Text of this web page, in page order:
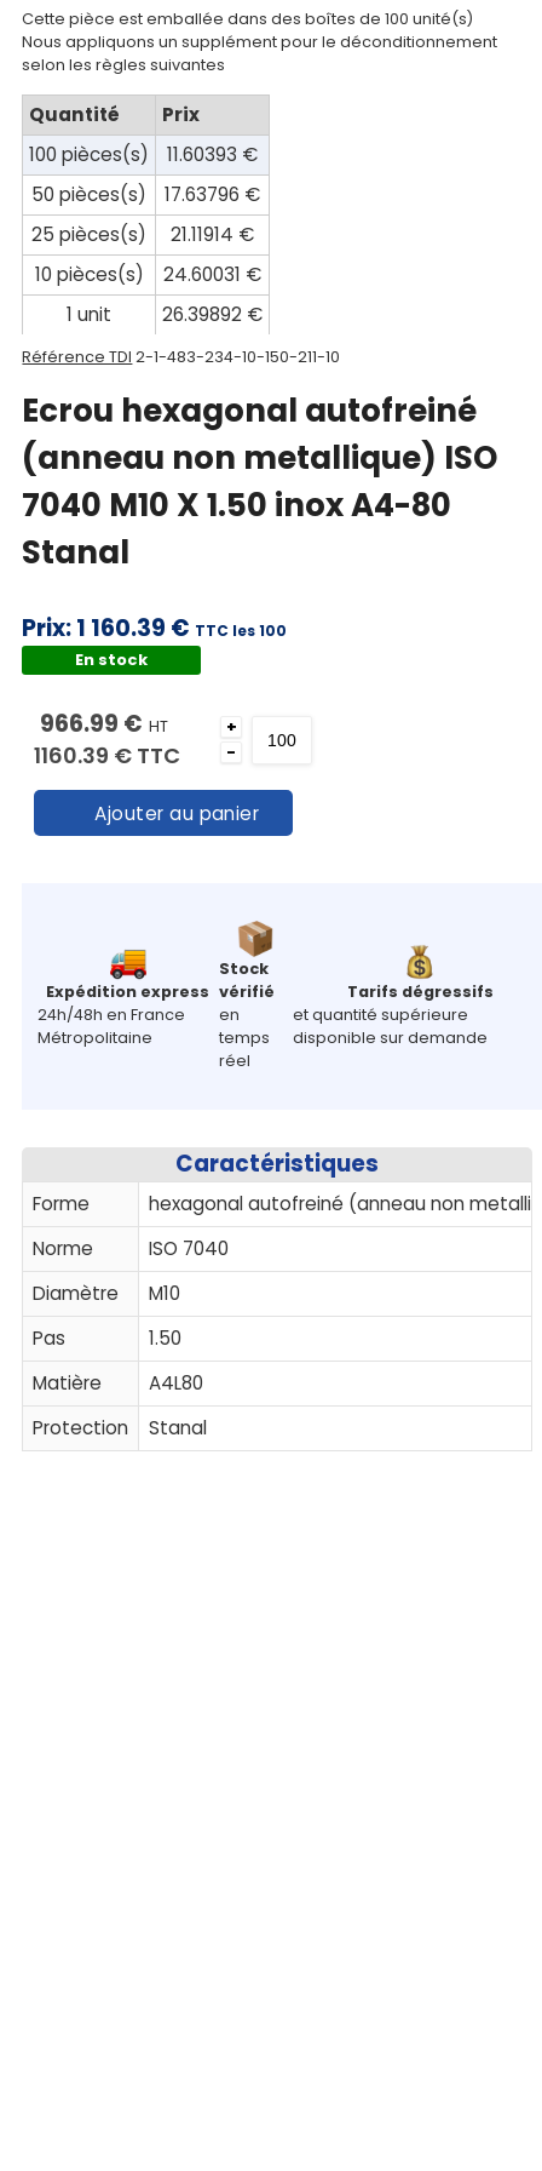
Documentations
Mon
compte
Mon
panier
Contact
Cette pièce est emballée dans des boîtes de 100 unité(s)
Nous appliquons un supplément pour le déconditionnement
selon les règles suivantes
Quantité
Prix
100 pièces(s)
11.60393 €
50 pièces(s)
17.63796 €
25 pièces(s)
21.11914 €
10 pièces(s)
24.60031 €
1 unit
26.39892 €
Référence TDI 2-1-483-234-10-150-211-10
Ecrou hexagonal autofreiné
(anneau non metallique) ISO
7040 M10 X 1.50 inox A4-80
Stanal
Prix:1 160.39 € TTC les 100
En stock
966.99 € HT
1160.39 € TTC
+
-
Ajouter au panier
Expédition express
24h/48h en France
Métropolitaine
Stock
vérifié
en
temps
réel
Tarifs dégressifs
et quantité supérieure
disponible sur demande
Caractéristiques
Forme
hexagonal autofreiné (anneau non
Norme
ISO 7040
Diamètre
M10
Pas
1.50
Matière
A4L80
Protection
Stanal